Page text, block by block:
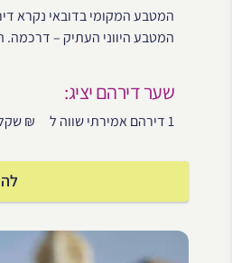
המטבע היווני העתיק – דרכמה. הדירהם
שער דירהם יציג:
1 דירהם אמירתי שווה ל ₪